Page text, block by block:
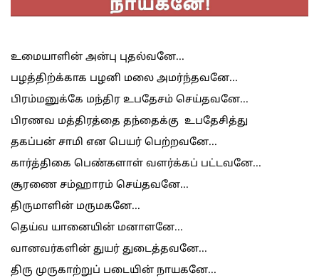
உமையாளின் அன்பு புதல்வனே...
பழத்திற்க்காக பழனி மலை அமர்ந்தவனே...
பிரம்மனுக்கே மந்திர உபதேசம் செய்தவனே...
பிரணவ மத்திரத்தை தந்தைக்கு உபதேசித்து
தகப்பன் சாமி என பெயர் பெற்றவனே...
கார்த்திகை பெண்களாள் வளர்க்கப் பட்டவனே...
சூரணை சம்ஹாரம் செய்தவனே...
திருமாளின் மருமகனே...
தெய்வ யானையின் மனாளனே...
வானவர்களின் துயர் துடைத்தவனே...
திரு முருகாற்றுப் படையின் நாயகனே...